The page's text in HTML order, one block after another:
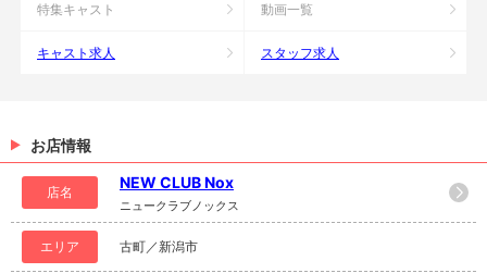
特集キャスト 動画一覧
キャスト求人 スタッフ求人
お店情報
店名
NEW CLUB Nox
ニュークラブノックス
エリア 古町／新潟市